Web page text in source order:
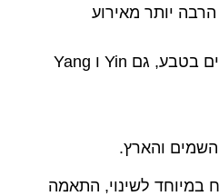
הרבה יותר מאירוע
כאשר האור והחושך מאוזנים בטבע, גם Yin ו Yang
והארץ.
במיוחד לשינוי, התאמה